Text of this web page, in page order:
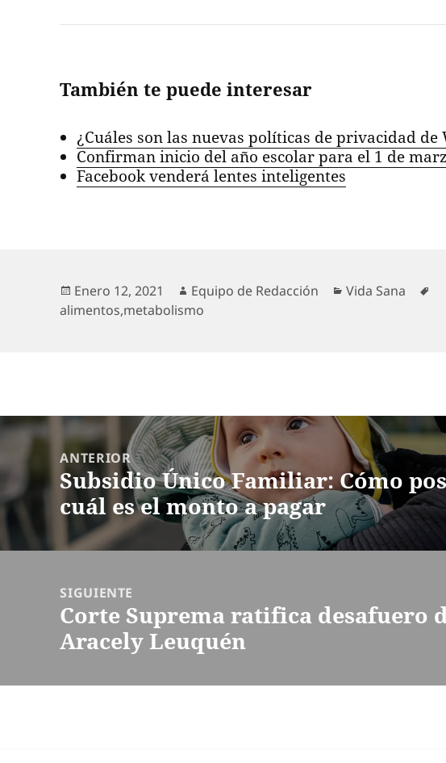
También te puede interesar
¿Cuáles son las nuevas políticas de privacidad de
Confirman inicio del año escolar para el 1 de
Facebook venderá lentes inteligentes
Publicado
el
Enero 12, 2021 Autor
Equipo de Redacción Categorías
Vida Sana
alimentos,metabolismo
Navegación
entradas
ANTERIOR
Entrada
anterior:
Subsidio Único Familiar: Cómo
cuál es el monto a pagar
SIGUIENTE
Entrada
siguiente:
Corte Suprema ratifica desafuero
Aracely Leuquén